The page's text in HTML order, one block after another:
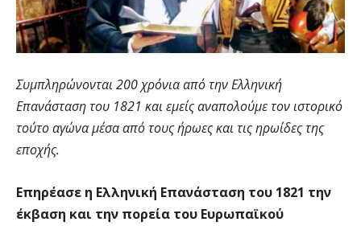
Συμπληρώνονται 200 χρόνια από την Ελληνική
Επανάσταση του 1821 και εμείς αναπολούμε τον ιστορικό
τούτο αγώνα μέσα από τους ήρωες και τις ηρωίδες της
εποχής.
Επηρέασε η Ελληνική Επανάσταση του 1821 την
έκβαση και την πορεία του Ευρωπαϊκού